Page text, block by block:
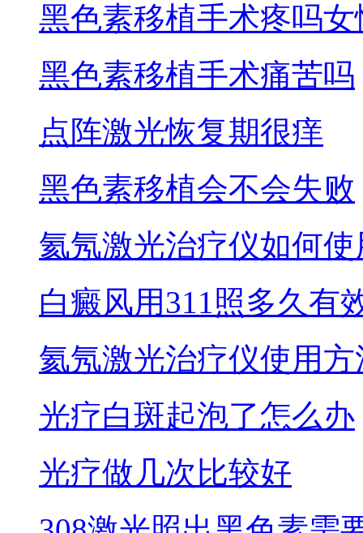
黑色素移植手术疼吗女
黑色素移植手术痛苦吗
点阵激光恢复期很痒
黑色素移植会不会失败
氦氖激光治疗仪如何使
白癜风用311照多久有
氦氖激光治疗仪使用方
光疗白斑起泡了怎么办
光疗做几次比较好